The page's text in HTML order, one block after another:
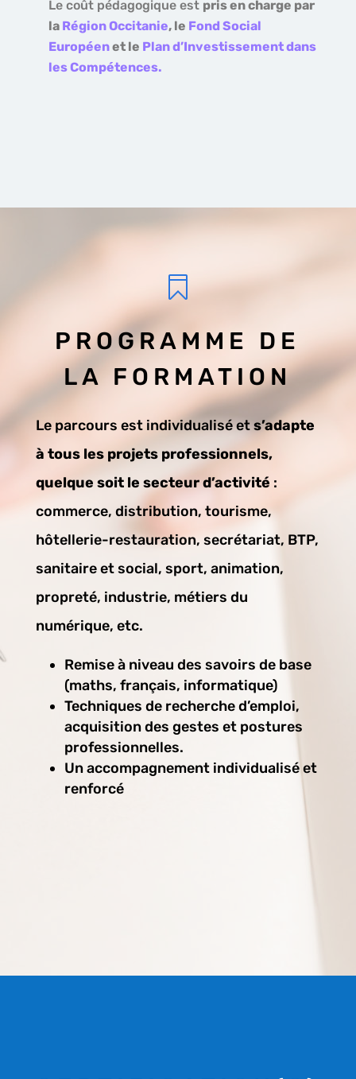
Le coût pédagogique est pris en charge par
la Région Occitanie, le Fond Social
Européenet le Plan d’Investissement dans
les Compétences.

PROGRAMME DE
LA FORMATION
Le parcours est individualisé ets’adapte
à tous les projets professionnels,
quelque soit le secteur d’activité :
commerce, distribution, tourisme,
hôtellerie-restauration, secrétariat, BTP,
sanitaire et social, sport, animation,
propreté, industrie, métiers du
numérique, etc.
Remise à niveau des savoirs de base
(maths, français, informatique)
Techniques de recherche d’emploi,
acquisition des gestes et postures
professionnelles.
Un accompagnement individualisé et
renforcé